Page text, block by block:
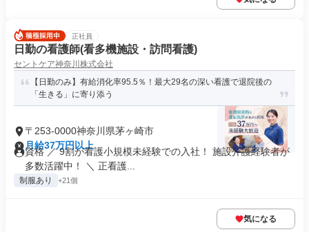
正社員
日勤の看護師(看多機施設・訪問看護)
セントケア神奈川株式会社
【日勤のみ】有給消化率95.5％！最大29名の深い看護で退院後の
「生きる」に寄り添う
〒253-0000神奈川県茅ヶ崎市
月給37万円以上
資格 ／ 9割が看護小規模未経験での入社！ 施設介護経験者が
多数活躍中！ ＼ 正看護...
制服あり +21個
気になる